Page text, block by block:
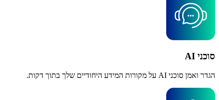
סוכני AI
הגדר ואמן סוכני AI על מקורות המידע היחודיים שלך בתוך דקות.